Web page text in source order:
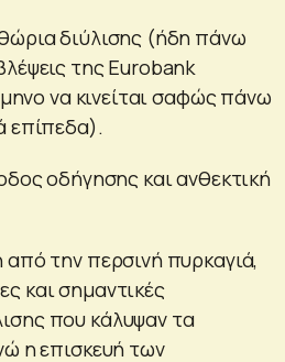
διύλισης (ήδη πάνω
της Eurobank
να κινείται σαφώς πάνω
επίπεδα).
οδήγησης και ανθεκτική
την περσινή πυρκαγιά,
και σημαντικές
που κάλυψαν τα
η επισκευή των